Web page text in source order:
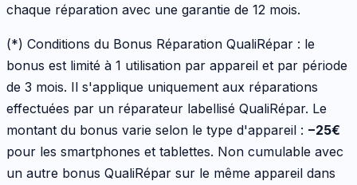
chaque réparation avec une garantie de 12 mois.
(*) Conditions du Bonus Réparation QualiRépar : le
bonus est limité à 1 utilisation par appareil et par période
de 3 mois. Il s'applique uniquement aux réparations
effectuées par un réparateur labellisé QualiRépar. Le
montant du bonus varie selon le type d'appareil : −25€
pour les smartphones et tablettes. Non cumulable avec
un autre bonus QualiRépar sur le même appareil dans